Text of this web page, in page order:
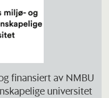
finansiert av NMBU
universitet